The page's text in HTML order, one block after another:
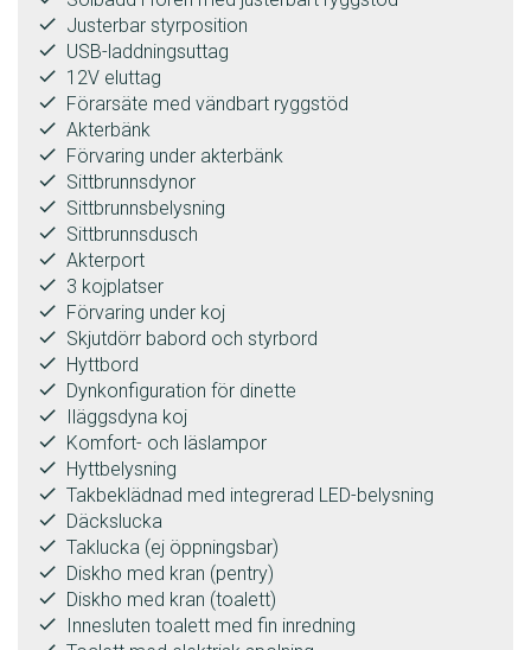
done Justerbar styrposition
done USB-laddningsuttag
done 12V eluttag
done Förarsäte med vändbart ryggstöd
done Akterbänk
done Förvaring under akterbänk
done Sittbrunnsdynor
done Sittbrunnsbelysning
done Sittbrunnsdusch
done Akterport
done 3 kojplatser
done Förvaring under koj
done Skjutdörr babord och styrbord
done Hyttbord
done Dynkonfiguration för dinette
done Iläggsdyna koj
done Komfort- och läslampor
done Hyttbelysning
done Takbeklädnad med integrerad LED-belysning
done Däckslucka
done Taklucka (ej öppningsbar)
done Diskho med kran (pentry)
done Diskho med kran (toalett)
done Innesluten toalett med fin inredning